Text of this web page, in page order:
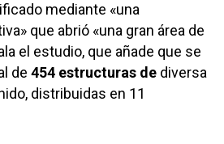
mediante «una
que abrió «una gran área de
el estudio, que añade que se
de 454 estructuras de diversa
distribuidas en 11